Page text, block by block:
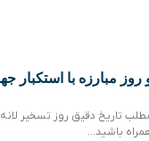
همراه باشید…